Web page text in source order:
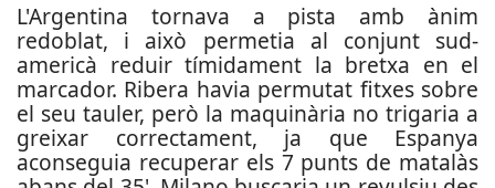
L'Argentina tornava a pista amb ànim
redoblat, i això permetia al conjunt sud-
americà reduir tímidament la bretxa en el
marcador. Ribera havia permutat fitxes sobre
el seu tauler, però la maquinària no trigaria a
greixar correctament, ja que Espanya
aconseguia recuperar els 7 punts de matalàs